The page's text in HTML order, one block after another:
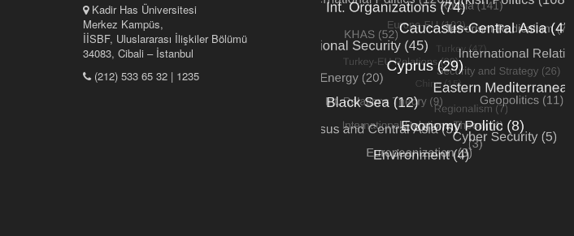
Kadir Has Üniversitesi
Merkez Kampüs,
İİSBF, Uluslararası İlişkiler Bölümü
34083, Cibali – İstanbul
(212) 533 65 32 | 1235